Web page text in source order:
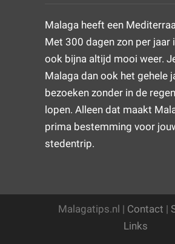
Malaga heeft een
Met 300 dagen zon per jaar
ook bijna altijd mooi weer.
Malaga dan ook het gehele
bezoeken zonder in de
lopen. Alleen dat maakt
prima bestemming voor
stedentrip.
Malagatips.nl | Contact |
Links